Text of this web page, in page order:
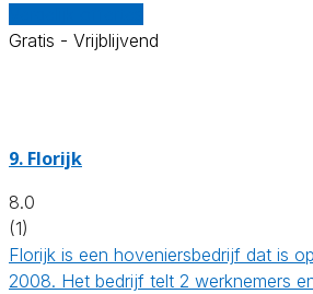
Gratis - Vrijblijvend
9. Florijk
8.0
(1)
Florijk is een hoveniersbedrijf dat is
2008. Het bedrijf telt 2 werknemers